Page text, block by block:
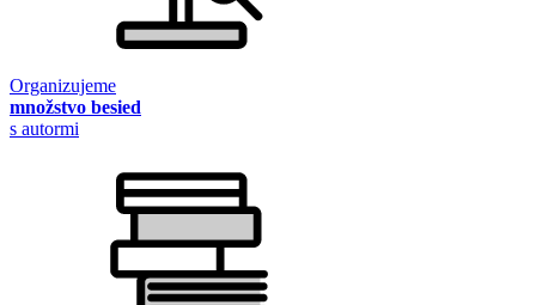
Organizujeme
množstvo besied
s autormi